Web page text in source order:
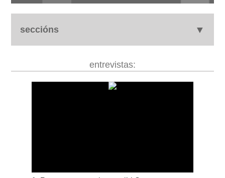
seccións
obra
entrevistas: